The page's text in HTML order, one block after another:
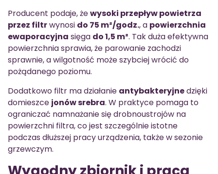
Producent podaje, żewysoki przepływ powietrza
przez filtrwynosi do 75 m²/godz., a powierzchnia
ewaporacyjna sięga do 1,5 m². Tak duża efektywna
powierzchnia sprawia, że parowanie zachodzi
sprawnie, a wilgotność może szybciej wrócić do
pożądanego poziomu.
Dodatkowo filtr ma działanie antybakteryjnedzięki
domieszce jonów srebra. W praktyce pomaga to
ograniczać namnażanie się drobnoustrojów na
powierzchni filtra, co jest szczególnie istotne
podczas dłuższej pracy urządzenia, także w sezonie
grzewczym.